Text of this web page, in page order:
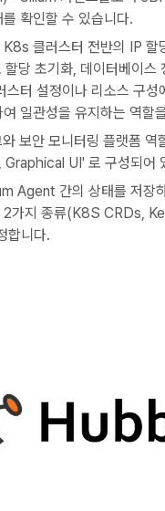
확인할 수 있습니다.
클러스터 전반의 IP 할
당 초기화, 데이터베이스
스터 설정이나 리소스 구성
일관성을 유지하는 역할
와 보안 모니터링 플랫폼 역
UI' 로 구성되어
Agent 간의 상태를 저장
2가지 종류(K8S CRDs,
합니다.